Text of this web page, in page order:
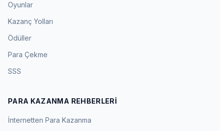
Oyunlar
Kazanç Yolları
Ödüller
Para Çekme
SSS
PARA KAZANMA REHBERLERI
İnternetten Para Kazanma